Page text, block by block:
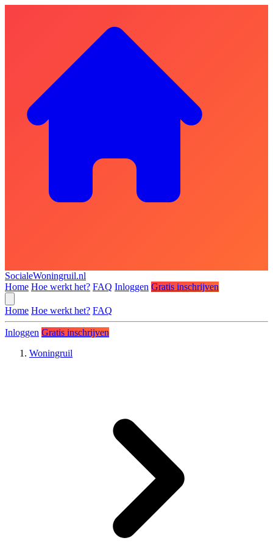
SocialeWoningruil.nl
Home Hoe werkt het? FAQ Inloggen Gratis inschrijven
Home Hoe werkt het? FAQ
Inloggen Gratis inschrijven
Woningruil